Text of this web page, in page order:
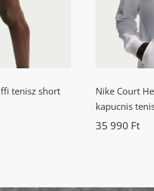
tenisz short
Nike Court
kapucnis
35 990 Ft